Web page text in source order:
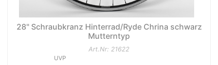
28" Schraubkranz Hinterrad/Ryde Chrina schwarz
Mutterntyp
Art.Nr: 21622
UVP